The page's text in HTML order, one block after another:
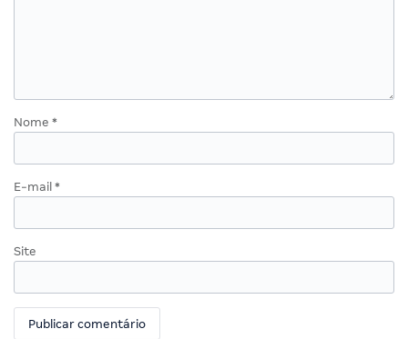
Nome *
E-mail *
Site